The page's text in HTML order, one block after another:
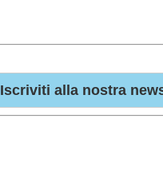
Iscriviti alla nostra